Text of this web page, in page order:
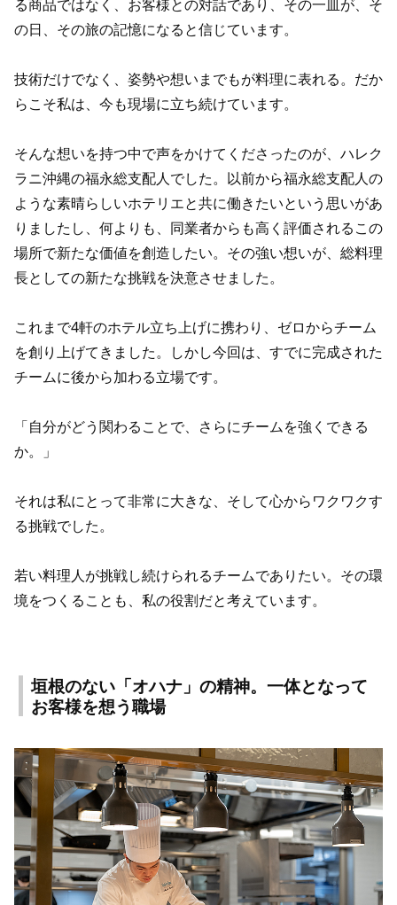
る商品ではなく、お客様との対話であり、その一皿が、そ
の日、その旅の記憶になると信じています。
技術だけでなく、姿勢や想いまでもが料理に表れる。だか
らこそ私は、今も現場に立ち続けています。
そんな想いを持つ中で声をかけてくださったのが、ハレク
ラニ沖縄の福永総支配人でした。以前から福永総支配人の
ような素晴らしいホテリエと共に働きたいという思いがあ
りましたし、何よりも、同業者からも高く評価されるこの
場所で新たな価値を創造したい。その強い想いが、総料理
長としての新たな挑戦を決意させました。
これまで4軒のホテル立ち上げに携わり、ゼロからチーム
を創り上げてきました。しかし今回は、すでに完成された
チームに後から加わる立場です。
「自分がどう関わることで、さらにチームを強くできる
か。」
それは私にとって非常に大きな、そして心からワクワクす
る挑戦でした。
若い料理人が挑戦し続けられるチームでありたい。その環
境をつくることも、私の役割だと考えています。
垣根のない「オハナ」の精神。一体となって
お客様を想う職場